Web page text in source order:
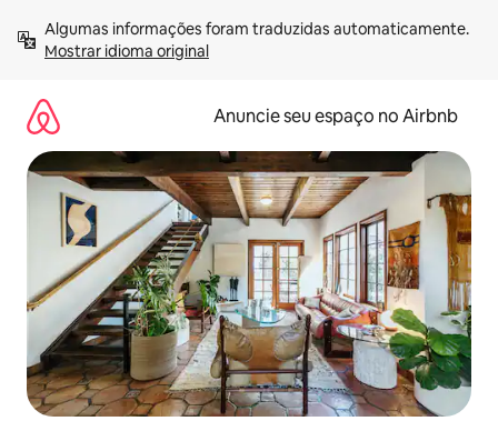
para
Mostrar idioma original
Anuncie seu espaço no Airbnb